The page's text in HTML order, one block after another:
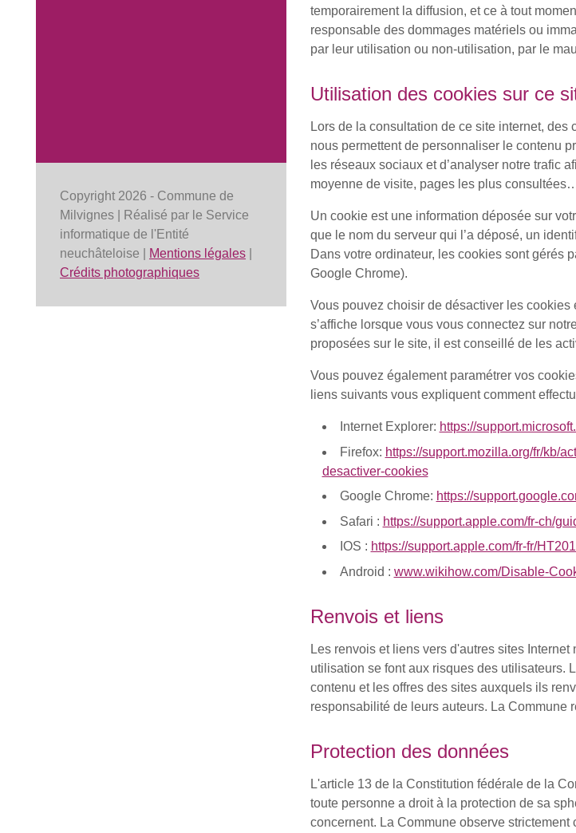
Copyright 2026 - Commune de
Milvignes | Réalisé par le Service
informatique de l'Entité
neuchâteloise |
Mentions légales
Crédits photographiques
temporairement la diffusion, et ce à tout
responsable des dommages matériels ou
par leur utilisation ou non-utilisation, par le
Utilisation des cookies sur ce
Lors de la consultation de ce site internet,
nous permettent de personnaliser le contenu
les réseaux sociaux et d’analyser notre trafic
moyenne de visite, pages les plus
Un cookie est une information déposée sur
que le nom du serveur qui l’a déposé, un
Dans votre ordinateur, les cookies sont gérés
Google Chrome).
Vous pouvez choisir de désactiver les
s’affiche lorsque vous vous connectez sur
proposées sur le site, il est conseillé de les
Vous pouvez également paramétrer vos
liens suivants vous expliquent comment
Internet Explorer: https://
Firefox: https://support.mozilla.org/fr/kb/
desactiver-cookies
Google Chrome: https://
Safari : https://support.apple.com/fr-ch/
IOS : https://support.apple.com/fr-fr/
Android : www.wikihow.com/Disable-
Renvois et liens
Les renvois et liens vers d'autres sites
utilisation se font aux risques des utilisateurs.
contenu et les offres des sites auxquels ils
responsabilité de leurs auteurs. La Commune
Protection des données
L'article 13 de la Constitution fédérale de la
toute personne a droit à la protection de sa
concernent. La Commune observe